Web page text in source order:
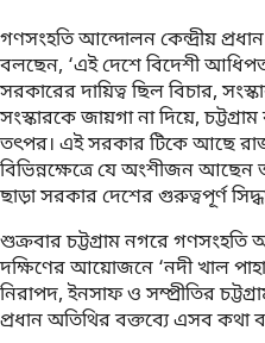
গণসংহতি আন্দোলন কেন্দ্রীয়
বলছেন, ‘এই দেশে বিদেশী
সরকারের দায়িত্ব ছিল বিচার,
সংস্কারকে জায়গা না দিয়ে,
তৎপর। এই সরকার টিকে আছে
বিভিন্নক্ষেত্রে যে অংশীজন
ছাড়া সরকার দেশের গুরুত্বপূর্ণ
শুক্রবার চট্টগ্রাম নগরে গণসংহতি
দক্ষিণের আয়োজনে ‘নদী খাল
নিরাপদ, ইনসাফ ও সম্প্রীতির
প্রধান অতিথির বক্তব্যে এসব কথা